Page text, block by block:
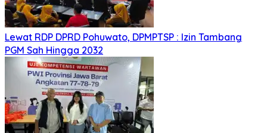
Lewat RDP DPRD Pohuwato, DPMPTSP : Izin Tambang
PGM Sah Hingga 2032